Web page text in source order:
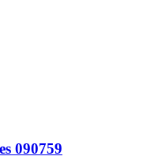
090759